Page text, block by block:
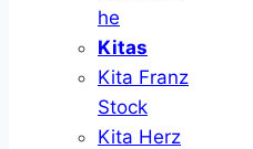
he
Kitas
Kita Franz
Stock
Kita Herz